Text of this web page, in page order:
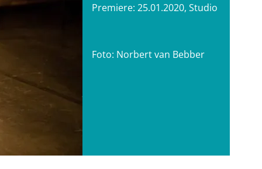
Premiere: 25.01.2020, Studio
Foto: Norbert van Bebber